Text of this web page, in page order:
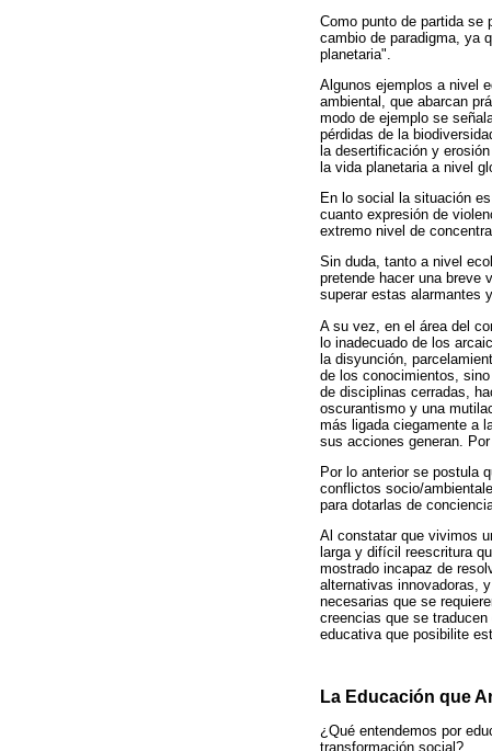
Como punto de partida se
cambio de paradigma, ya
planetaria".
Algunos ejemplos a nivel
ambiental, que abarcan
modo de ejemplo se
pérdidas de la
la desertificación y
la vida planetaria a nivel
En lo social la situación
cuanto expresión de
extremo nivel de
Sin duda, tanto a nivel
pretende hacer una breve
superar estas alarmantes
A su vez, en el área del
lo inadecuado de los
la disyunción,
de los conocimientos,
de disciplinas cerradas,
oscurantismo y una
más ligada ciegamente a
sus acciones generan.
Por lo anterior se postula
conflictos socio/
para dotarlas de
Al constatar que vivimos
larga y difícil reescritura
mostrado incapaz de
alternativas innovadoras,
necesarias que se
creencias que se
educativa que posibilite
La Educación que
¿Qué entendemos por
transformación social?